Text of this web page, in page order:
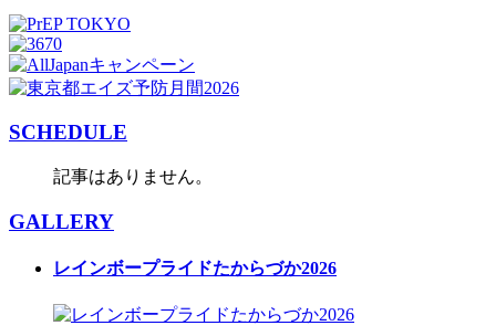
SCHEDULE
記事はありません。
GALLERY
レインボープライドたからづか2026